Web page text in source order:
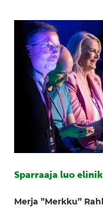
Sparraaja luo
Merja ”Merkku”